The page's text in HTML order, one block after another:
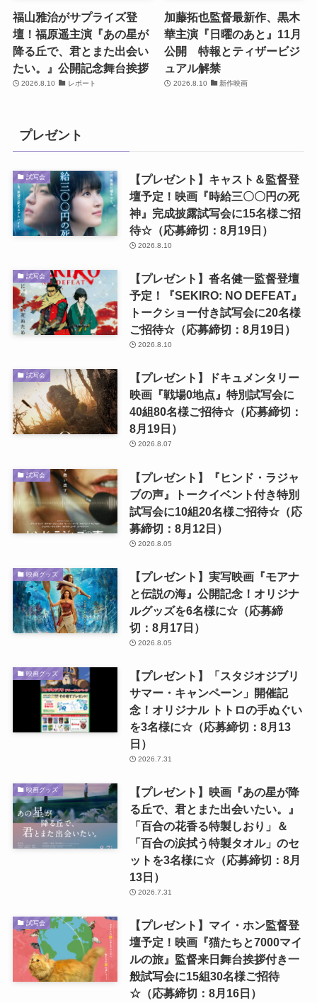
福山雅治がサプライズ登
壇！福原遥主演『あの星が
降る丘で、君とまた出会い
たい。』公開記念舞台挨拶
2026.8.10 レポート
加藤拓也監督最新作、黒木
華主演『日曜のあと』11月
公開 特報とティザービジ
ュアル解禁
2026.8.10 新作映画
プレゼント
試写会
【プレゼント】キャスト＆監督登
壇予定！映画『時給三〇〇円の死
神』完成披露試写会に15名様ご招
待☆（応募締切：8月19日）
2026.8.10
試写会
【プレゼント】沓名健一監督登壇
予定！『SEKIRO: NO DEFEAT』
トークショー付き試写会に20名様
ご招待☆（応募締切：8月19日）
2026.8.10
試写会
【プレゼント】ドキュメンタリー
映画『戦場0地点』特別試写会に
40組80名様ご招待☆（応募締切：
8月19日）
2026.8.07
試写会
【プレゼント】『ヒンド・ラジャ
ブの声』トークイベント付き特別
試写会に10組20名様ご招待☆（応
募締切：8月12日）
2026.8.05
映画グッズ
【プレゼント】実写映画『モアナ
と伝説の海』公開記念！オリジナ
ルグッズを6名様に☆（応募締
切：8月17日）
2026.8.05
映画グッズ
【プレゼント】「スタジオジブリ
サマー・キャンペーン」開催記
念！オリジナル トトロの手ぬぐい
を3名様に☆（応募締切：8月13
日）
2026.7.31
映画グッズ
【プレゼント】映画『あの星が降
る丘で、君とまた出会いたい。』
「百合の花香る特製しおり」＆
「百合の涙拭う特製タオル」のセ
ットを3名様に☆（応募締切：8月
13日）
2026.7.31
試写会
【プレゼント】マイ・ホン監督登
壇予定！映画『猫たちと7000マイ
ルの旅』監督来日舞台挨拶付き一
般試写会に15組30名様ご招待
☆（応募締切：8月16日）